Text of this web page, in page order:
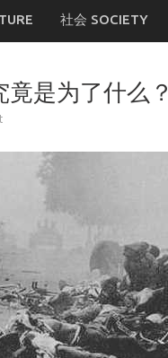
社会 SOCIETY
是为了什么？